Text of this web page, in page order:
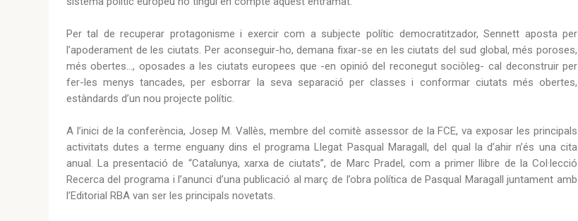
Per tal de recuperar protagonisme i exercir com a subjecte polític democratitzador, Sennett aposta per
l’apoderament de les ciutats. Per aconseguir-ho, demana fixar-se en les ciutats del sud global, més poroses,
més obertes..., oposades a les ciutats europees que -en opinió del reconegut sociòleg- cal deconstruir per
fer-les menys tancades, per esborrar la seva separació per classes i conformar ciutats més obertes,
estàndards d’un nou projecte polític.
A l’inici de la conferència, Josep M. Vallès, membre del comitè assessor de la FCE, va exposar les principals
activitats dutes a terme enguany dins el programa Llegat Pasqual Maragall, del qual la d’ahir n’és una cita
anual. La presentació de “Catalunya, xarxa de ciutats”, de Marc Pradel, com a primer llibre de la Col·lecció
Recerca del programa i l’anunci d’una publicació al març de l’obra política de Pasqual Maragall juntament amb
l’Editorial RBA van ser les principals novetats.